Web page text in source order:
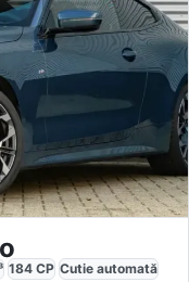
184 CP Cutie automată